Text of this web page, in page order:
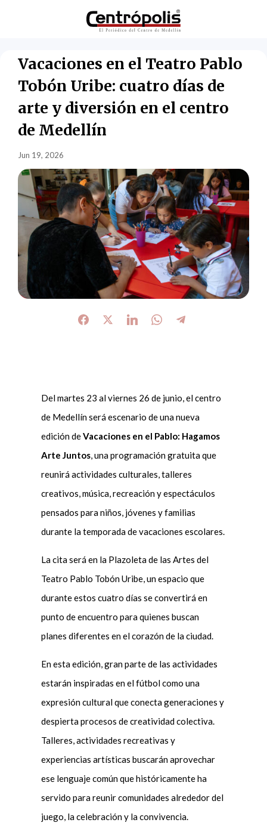
Vacaciones en el Teatro Pablo
Tobón Uribe: cuatro días de
arte y diversión en el centro
de Medellín
Jun 19, 2026
Del martes 23 al viernes 26 de junio, el centro
de Medellín será escenario de una nueva
edición deVacaciones en el Pablo: Hagamos
Arte Juntos, una programación gratuita que
reunirá actividades culturales, talleres
creativos, música, recreación y espectáculos
pensados para niños, jóvenes y familias
durante la temporada de vacaciones escolares.
La cita será en la Plazoleta de las Artes del
Teatro Pablo Tobón Uribe, un espacio que
durante estos cuatro días se convertirá en
punto de encuentro para quienes buscan
planes diferentes en el corazón de la ciudad.
En esta edición, gran parte de las actividades
estarán inspiradas en el fútbol como una
expresión cultural que conecta generaciones y
despierta procesos de creatividad colectiva.
Talleres, actividades recreativas y
experiencias artísticas buscarán aprovechar
ese lenguaje común que históricamente ha
servido para reunir comunidades alrededor del
juego, la celebración y la convivencia.